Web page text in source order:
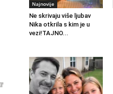
Najnovije
Ne skrivaju više ljubav
Nika otkrila s kim je u
vezi!TAJNO...